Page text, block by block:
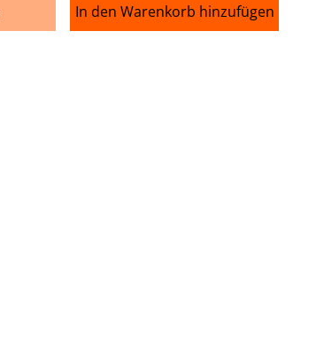
In den Warenkorb hinzufügen